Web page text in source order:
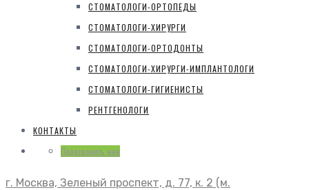
СТОМАТОЛОГИ-ОРТОПЕДЫ
СТОМАТОЛОГИ-ХИРУРГИ
СТОМАТОЛОГИ-ОРТОДОНТЫ
СТОМАТОЛОГИ-ХИРУРГИ-ИМПЛАНТОЛОГИ
СТОМАТОЛОГИ-ГИГИЕНИСТЫ
РЕНТГЕНОЛОГИ
КОНТАКТЫ
Перезвонить мне
г. Москва, Зеленый проспект, д. 77, к. 2 (м.